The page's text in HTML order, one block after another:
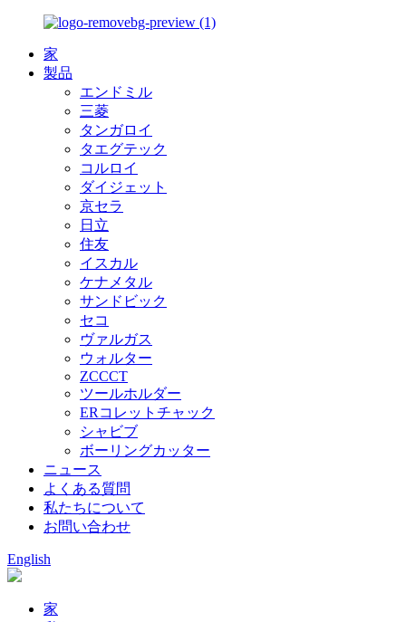
家
製品
エンドミル
三菱
タンガロイ
タエグテック
コルロイ
ダイジェット
京セラ
日立
住友
イスカル
ケナメタル
サンドビック
セコ
ヴァルガス
ウォルター
ZCCCT
ツールホルダー
ERコレットチャック
シャビブ
ボーリングカッター
ニュース
よくある質問
私たちについて
お問い合わせ
English
家